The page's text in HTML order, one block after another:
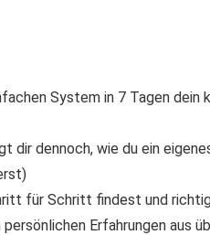
System in 7 Tagen dein
dir dennoch, wie du ein
für Schritt findest und
Erfahrungen aus